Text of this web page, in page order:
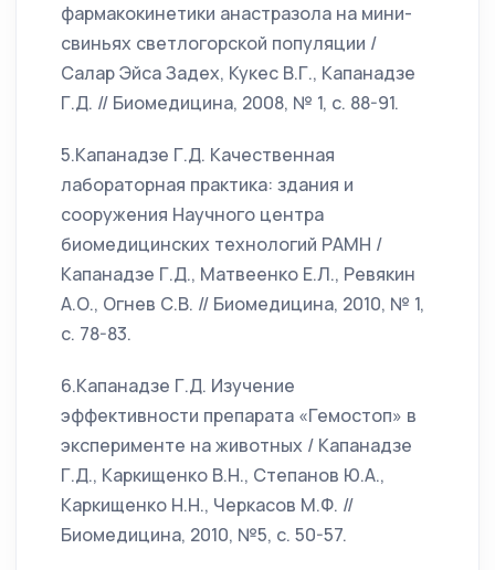
фармакокинетики анастразола на мини-
свиньях светлогорской популяции /
Салар Эйса Задех, Кукес В.Г., Капанадзе
Г.Д. // Биомедицина, 2008, № 1, с. 88-91.
5.Капанадзе Г.Д. Качественная
лабораторная практика: здания и
сооружения Научного центра
биомедицинских технологий РАМН /
Капанадзе Г.Д., Матвеенко Е.Л., Ревякин
А.О., Огнев С.В. // Биомедицина, 2010, № 1,
с. 78-83.
6.Капанадзе Г.Д. Изучение
эффективности препарата «Гемостоп» в
эксперименте на животных / Капанадзе
Г.Д., Каркищенко В.Н., Степанов Ю.А.,
Каркищенко Н.Н., Черкасов М.Ф. //
Биомедицина, 2010, №5, с. 50-57.